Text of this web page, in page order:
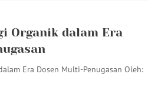
Organik dalam Era
Era Dosen Multi-Penugasan Oleh: